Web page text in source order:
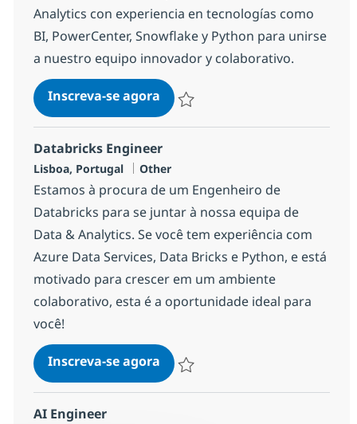
Analytics con experiencia en tecnologías como
BI, PowerCenter, Snowflake y Python para unirse
a nuestro equipo innovador y colaborativo.
Inscreva-se agoraEspecialista en Data
Databricks Engineer
Localização
Lisboa, Portugal Categoria
Other
Estamos à procura de um Engenheiro de
Databricks para se juntar à nossa equipa de
Data & Analytics. Se você tem experiência com
Azure Data Services, Data Bricks e Python, e está
motivado para crescer em um ambiente
colaborativo, esta é a oportunidade ideal para
você!
Inscreva-se agoraDatabricks Engineer
AI Engineer